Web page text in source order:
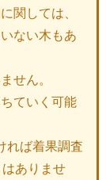
関しては、
ない木もあ
せん。
ていく可能
れば着果調査
ありませ